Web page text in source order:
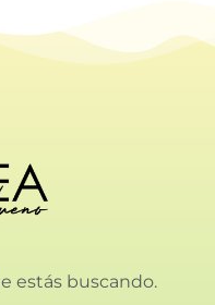
estás buscando.